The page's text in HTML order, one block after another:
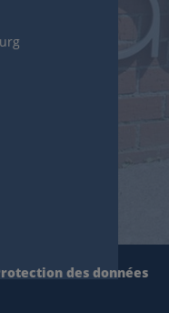
des données